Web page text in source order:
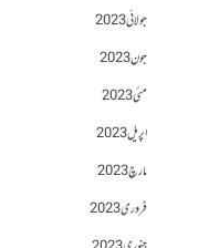
جولائی 2023
جون 2023
مئی 2023
اپریل 2023
مارچ 2023
فروری 2023